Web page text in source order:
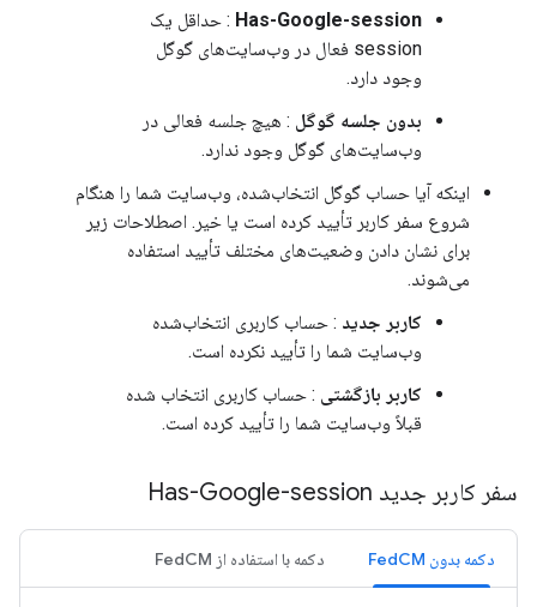
Has-Google-session : حداقل یک
session فعال در وب‌سایت‌های گوگل
وجود دارد.
بدون جلسه گوگل : هیچ جلسه فعالی در
وب‌سایت‌های گوگل وجود ندارد.
اینکه آیا حساب گوگل انتخاب‌شده، وب‌سایت شما را هنگام
شروع سفر کاربر تأیید کرده است یا خیر. اصطلاحات زیر
برای نشان دادن وضعیت‌های مختلف تأیید استفاده
می‌شوند.
کاربر جدید : حساب کاربری انتخاب‌شده
وب‌سایت شما را تأیید نکرده است.
کاربر بازگشتی : حساب کاربری انتخاب شده
قبلاً وب‌سایت شما را تأیید کرده است.
سفر کاربر جدید Has-Google-session
دکمه بدون FedCM دکمه با استفاده از FedCM